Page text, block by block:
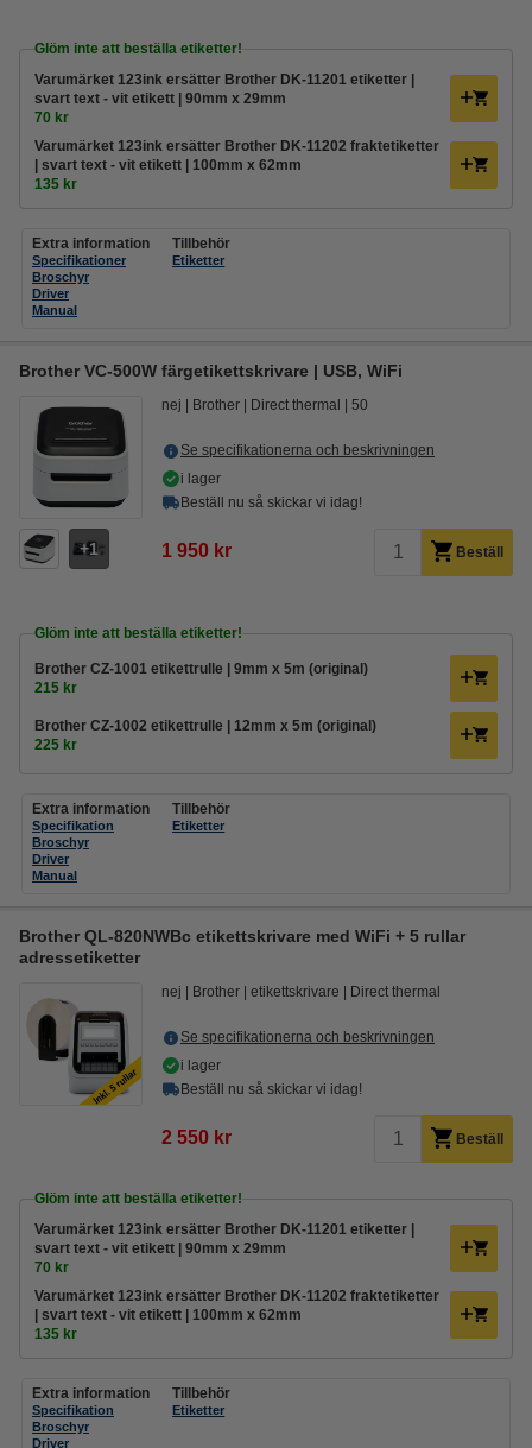
Glöm inte att beställa etiketter!
Varumärket 123ink ersätter Brother DK-11201 etiketter |
svart text - vit etikett | 90mm x 29mm
70 kr
Varumärket 123ink ersätter Brother DK-11202 fraktetiketter
| svart text - vit etikett | 100mm x 62mm
135 kr
Extra information
Specifikationer
Broschyr
Driver
Manual
Tillbehör
Etiketter
Brother VC-500W färgetikettskrivare | USB, WiFi
1
nej Brother Direct thermal 50
Se specifikationerna och beskrivningen
i lager
Beställ nu så skickar vi idag!
1 950 kr Beställ
Glöm inte att beställa etiketter!
Brother CZ-1001 etikettrulle | 9mm x 5m (original)
215 kr
Brother CZ-1002 etikettrulle | 12mm x 5m (original)
225 kr
Extra information
Specifikation
Broschyr
Driver
Manual
Tillbehör
Etiketter
Brother QL-820NWBc etikettskrivare med WiFi + 5 rullar
adressetiketter
nej Brother etikettskrivare Direct thermal
Se specifikationerna och beskrivningen
i lager
Beställ nu så skickar vi idag!
2 550 kr Beställ
Glöm inte att beställa etiketter!
Varumärket 123ink ersätter Brother DK-11201 etiketter |
svart text - vit etikett | 90mm x 29mm
70 kr
Varumärket 123ink ersätter Brother DK-11202 fraktetiketter
| svart text - vit etikett | 100mm x 62mm
135 kr
Extra information
Specifikation
Broschyr
Driver
Tillbehör
Etiketter